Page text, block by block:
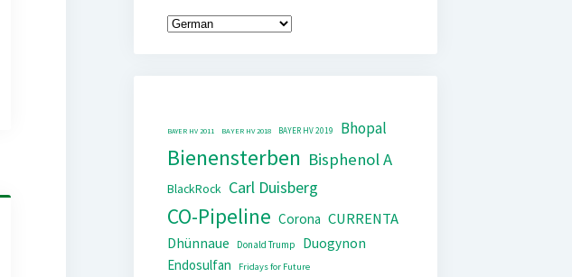
BAYER HV 2011 BAYER HV 2018 BAYER HV 2019 Bhopal
Bienensterben Bisphenol A
BlackRock Carl Duisberg
CO-Pipeline Corona CURRENTA
Dhünnaue Donald Trump
Duogynon
Endosulfan
Fridays for Future